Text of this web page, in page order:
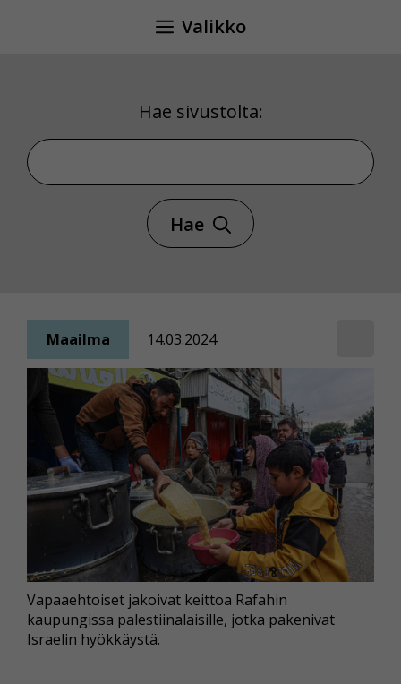
Valikko
Hae sivustolta:
Hae sivustolta
Hae
Maailma 14.03.2024
Vapaaehtoiset jakoivat keittoa Rafahin
kaupungissa palestiinalaisille, jotka pakenivat
Israelin hyökkäystä.